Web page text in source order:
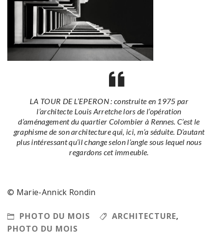
LA TOUR DE L’EPERON : construite en 1975 par
l’architecte Louis Arretche lors de l’opération
d’aménagement du quartier Colombier à Rennes. C’est le
graphisme de son architecture qui, ici, m’a séduite. D’autant
plus intéressant qu’il change selon l’angle sous lequel nous
regardons cet immeuble.
© Marie-Annick Rondin
PHOTO DU MOIS ARCHITECTURE,
PHOTO DU MOIS